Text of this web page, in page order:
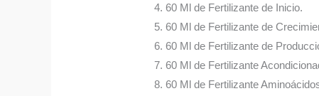
4. 60 Ml de Fertilizante de Inicio.
5. 60 Ml de Fertilizante de
6. 60 Ml de Fertilizante de
7. 60 Ml de Fertilizante
8. 60 Ml de Fertilizante